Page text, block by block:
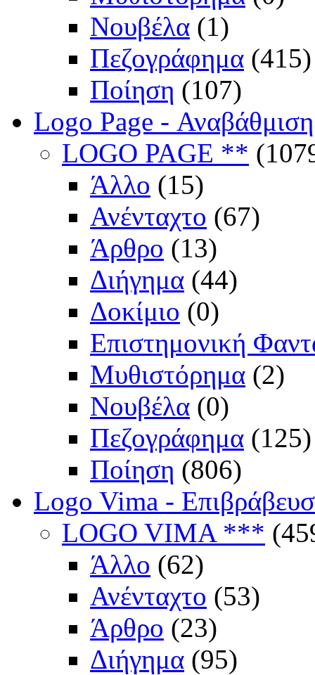
Νουβέλα (1)
Πεζογράφημα (415)
Ποίηση (107)
Logo Page -
LOGO PAGE **
Άλλο (15)
Ανένταχτο (67)
Άρθρο (13)
Διήγημα (44)
Δοκίμιο (0)
Επιστημονική
Μυθιστόρημα (2)
Νουβέλα (0)
Πεζογράφημα (125)
Ποίηση (806)
Logo Vima -
LOGO VIMA ***
Άλλο (62)
Ανένταχτο (53)
Άρθρο (23)
Διήγημα (95)